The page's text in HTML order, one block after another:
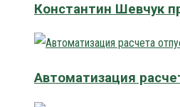
Константин Шевчук
Автоматизация